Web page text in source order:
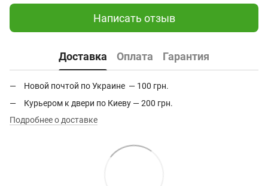
Написать отзыв
Доставка Оплата Гарантия
Новой почтой по Украине — 100 грн.
Курьером к двери по Киеву — 200 грн.
Подробнее о доставке